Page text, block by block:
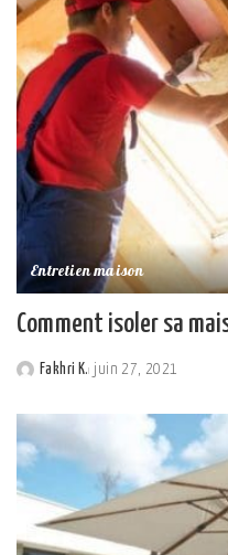
Entretien maison
Comment isoler sa
Fakhri K. juin 27, 2021